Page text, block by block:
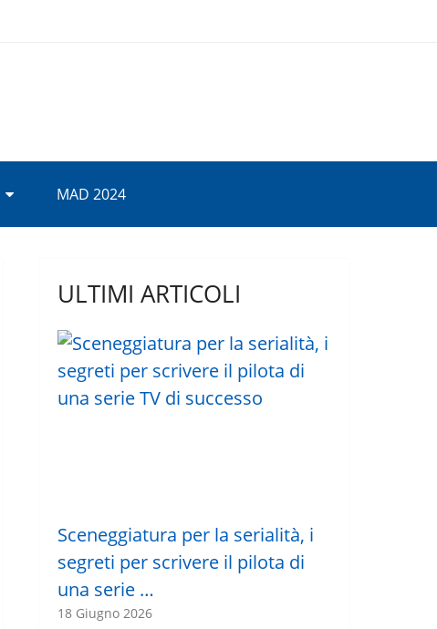
MAD 2024
ULTIMI ARTICOLI
Sceneggiatura per la serialità, i
segreti per scrivere il pilota di
una serie …
18 Giugno 2026